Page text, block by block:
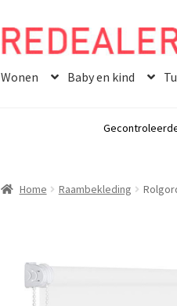
Skip
navigation
Skip
content
Wonen Baby en kind
Home Raambekleding